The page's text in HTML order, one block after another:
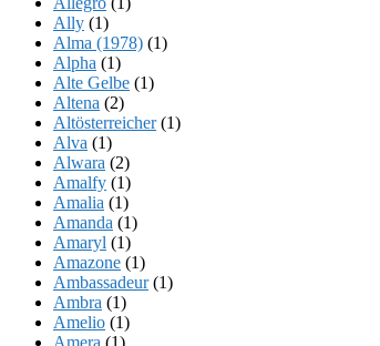
Ally (1)
Alma (1978) (1)
Alpha (1)
Alte Gelbe (1)
Altena (2)
Altösterreicher(1)
Alva (1)
Alwara (2)
Amalfy (1)
Amalia (1)
Amanda (1)
Amaryl (1)
Amazone (1)
Ambassadeur(1)
Ambra (1)
Amelio (1)
Amera (1)